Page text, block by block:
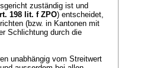
zuständig ist und
198 lit. f ZPO) entscheidet,
(bzw. in Kantonen mit
Schlichtung durch die
unabhängig vom Streitwert